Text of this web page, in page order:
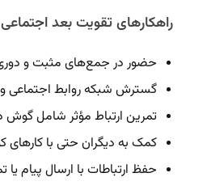
راهکارهای تقویت بعد
حضور در جمع‌های مثبت و دوری
گسترش شبکه روابط اجتماعی
تمرین ارتباط مؤثر شامل گوش
کمک به دیگران حتی با
حفظ ارتباطات با ارسال پیام